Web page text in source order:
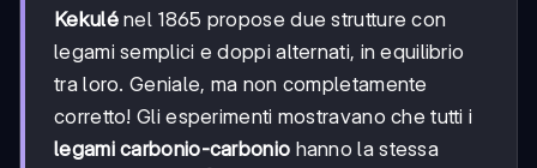
Kekulénel 1865 propose due strutture con
legami semplici e doppi alternati, in equilibrio
tra loro. Geniale, ma non completamente
corretto! Gli esperimenti mostravano che tutti i
legami carbonio-carbonio hanno la stessa